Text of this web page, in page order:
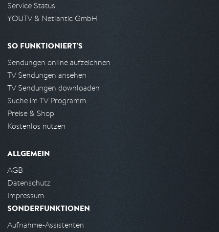
Service Status
YOUTV & Netlantic GmbH
SO FUNKTIONIERT'S
Sendungen online aufzeichnen
TV Sendungen ansehen
TV Sendungen downloaden
Suche im TV Programm
Preise & Shop
Kostenlos nutzen
ALLGEMEIN
AGB
Datenschutz
Impressum
SONDERFUNKTIONEN
Aufnahme-Assistenten